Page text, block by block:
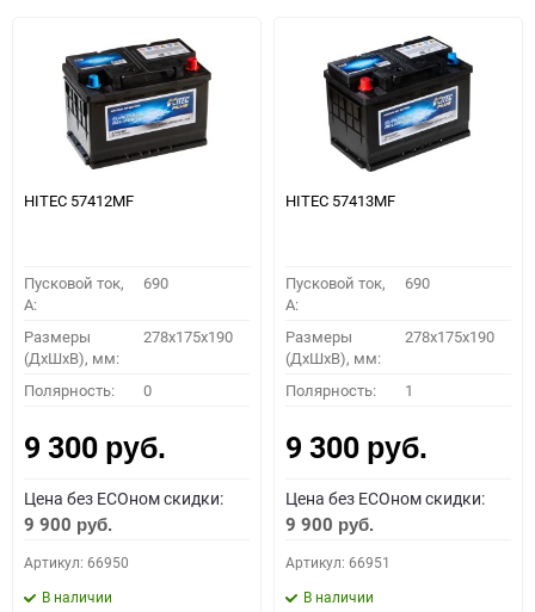
HITEC 57412MF
Пусковой ток,
A:
690
Размеры
(ДхШхВ), мм:
278x175x190
Полярность: 0
9 300 руб.
Цена без ECOном скидки:
9 900 руб.
Артикул: 66950
В наличии
HITEC 57413MF
Пусковой ток,
A:
690
Размеры
(ДхШхВ), мм:
278x175x190
Полярность: 1
9 300 руб.
Цена без ECOном скидки:
9 900 руб.
Артикул: 66951
В наличии